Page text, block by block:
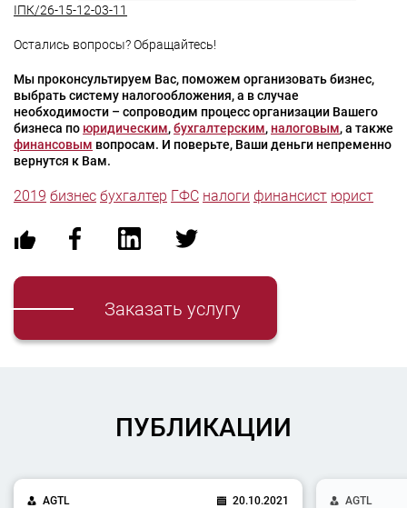
ІПК/26-15-12-03-11
Остались вопросы? Обращайтесь!
Мы проконсультируем Вас, поможем организовать бизнес,
выбрать систему налогообложения, а в случае
необходимости – сопроводим процесс организации Вашего
бизнеса по юридическим,бухгалтерским, налоговым, а также
финансовым вопросам. И поверьте, Ваши деньги непременно
вернутся к Вам.
2019 бизнес бухгалтер ГФС налоги финансист юрист
Заказать услугу
ПУБЛИКАЦИИ
AGTL 20.10.2021 AGTL